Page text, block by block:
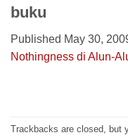
buku
Published May 30,
Nothingness di Alun-
Trackbacks are closed, but